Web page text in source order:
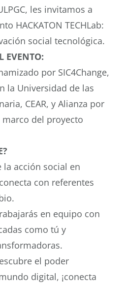
Buscar
les invitamos a
HACKATON TECHLab:
social tecnológica.
EVENTO:
por SIC4Change,
la Universidad de las
CEAR, y Alianza por
del proyecto
la acción social en
con referentes
en equipo con
como tú y
el poder
digital, ¡conecta